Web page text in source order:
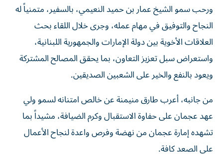
ورحب سمو الشيخ عمار بن حميد النعيمي، بالسفير، متمنياً له
النجاح والتوفيق في مهام عمله، وجرى خلال اللقاء بحث
العلاقات الأخوية بين دولة الإمارات والجمهورية اللبنانية،
واستعراض سبل تعزيز التعاون، بما يحقق المصالح المشتركة
ويعود بالنفع والخير على الشعبين الصديقين.
من جانبه، أعرب طارق منيمنة عن خالص امتنانه لسمو ولي
عهد عجمان على حفاوة الاستقبال وكرم الضيافة، مشيداً بما
تشهده إمارة عجمان من نهضة وفرص واعدة لنجاح الأعمال
على الصعد كافة.